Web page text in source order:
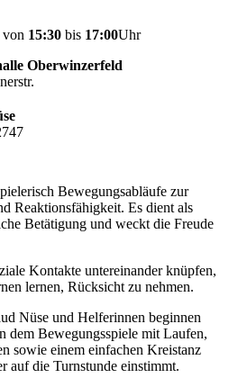
von 15:30 bis 17:00Uhr
Oberwinzerfeld
Bewegungsabläufe zur
Reaktionsfähigkeit. Es dient als
Betätigung und weckt die Freude
Kontakte untereinander knüpfen,
lernen, Rücksicht zu nehmen.
Nüse und Helferinnen beginnen
dem Bewegungsspiele mit Laufen,
sowie einem einfachen Kreistanz
auf die Turnstunde einstimmt.